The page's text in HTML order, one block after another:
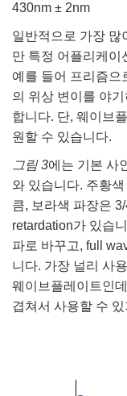
430nm ± 2nm
일반적으로 가장 많
만 특정 어플리케이
예를 들어 프리즘으
의 위상 변이를 야
합니다. 단, 웨이브
원할 수 있습니다.
그림 3에는 기본 사
와 있습니다. 주황
큼, 보라색 파장은
retardation가 있습
파로 바꾸고, full
니다. 가장 널리 사
웨이브플레이트인
겹쳐서 사용할 수